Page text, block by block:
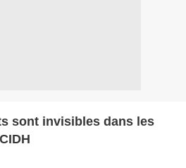
sont invisibles dans les